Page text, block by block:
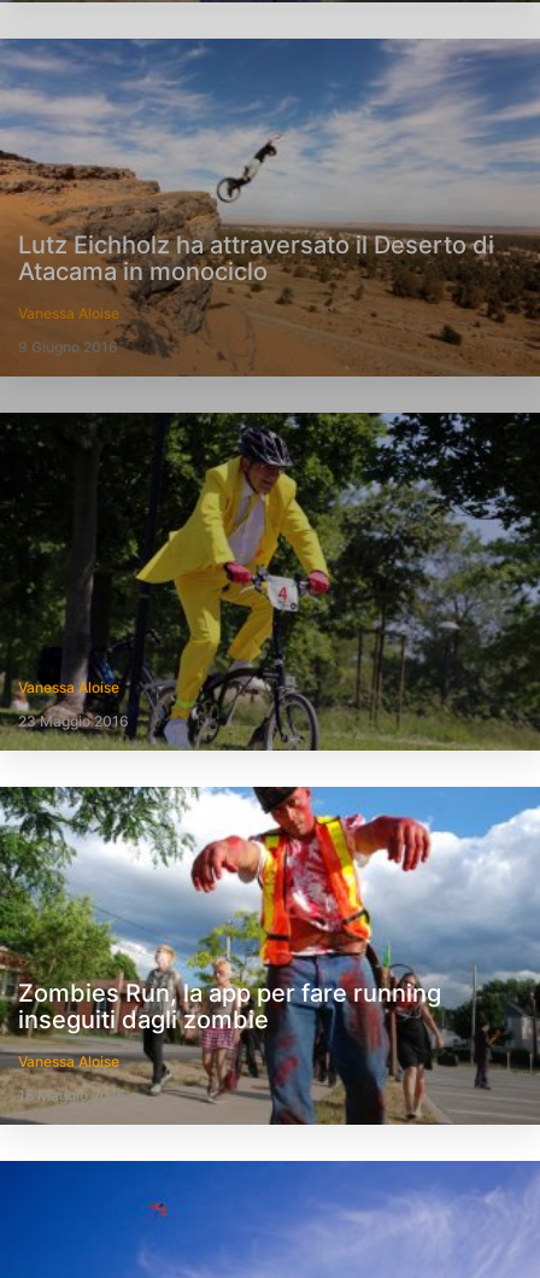
Lutz Eichholz ha attraversato il Deserto di
Atacama in monociclo
Vanessa Aloise
9 Giugno 2016
Vanessa Aloise
23 Maggio 2016
Zombies Run, la app per fare running
inseguiti dagli zombie
Vanessa Aloise
15 Maggio 2016